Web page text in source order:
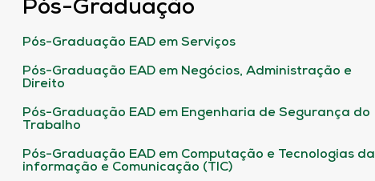
Pós-Graduação
Pós-Graduação EAD em Serviços
Pós-Graduação EAD em Negócios, Administração e
Direito
Pós-Graduação EAD em Engenharia de Segurança do
Trabalho
Pós-Graduação EAD em Computação e Tecnologias da
informação e Comunicação (TIC)